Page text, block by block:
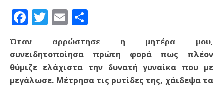
Facebook
Twitter
Email
Όταν αρρώστησε η μητέρα μου,
συνειδητοποίησα πρώτη φορά πως πλέον
θύμιζε ελάχιστα την δυνατή γυναίκα που με
μεγάλωσε. Μέτρησα τις ρυτίδες της, χάιδεψα τα